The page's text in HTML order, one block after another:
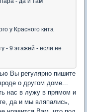
у Красного кита
- 9 этажей - если не
Вы регулярно пишите
о другом доме...
нас в лужу в прямом и
да и мы вляпались,